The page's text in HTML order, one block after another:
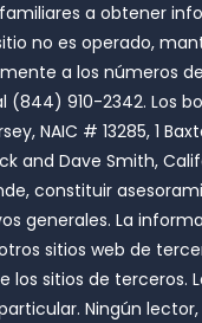
a obtener
no es operado,
a los números
910-2342. Los
# 13285, 1
and Dave Smith,
constituir
generales. La
sitios web de
sitios de terceros.
Ningún